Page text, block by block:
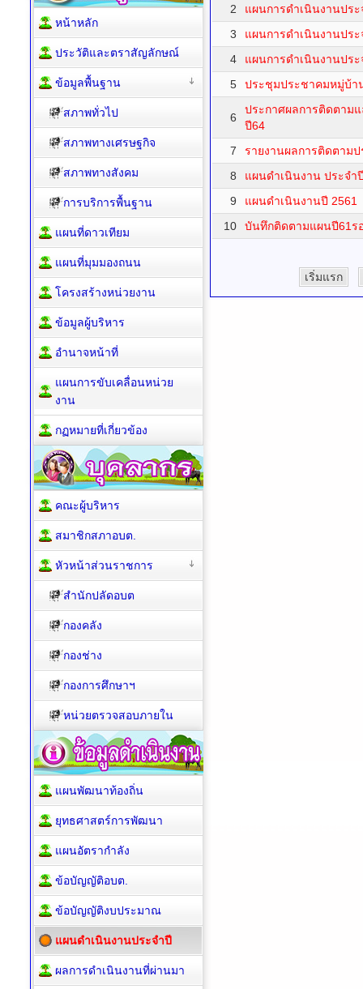
2
แผนการดำเนินงานปร
3
แผนการดำเนินงานปร
4
แผนการดำเนินงานปร
5
ประชุมประชาคมหมู่บ้า
6
ประกาศผลการติดตาม
ปี64
7
รายงานผลการติดตาม
8
แผนดำเนินงาน ประจ
9
แผนดำเนินงานปี 2561
10
บันทึกติดตามแผนปี61ร
เริ่มแรก
หน้าหลัก
ประวัติและตราสัญลักษณ์
ข้อมูลพื้นฐาน
สภาพทั่วไป
สภาพทางเศรษฐกิจ
สภาพทางสังคม
การบริการพื้นฐาน
แผนที่ดาวเทียม
แผนที่มุมมองถนน
โครงสร้างหน่วยงาน
ข้อมูลผู้บริหาร
อำนาจหน้าที่
แผนการขับเคลื่อนหน่วย
งาน
กฏหมายที่เกี่ยวข้อง
คณะผู้บริหาร
สมาชิกสภาอบต.
หัวหน้าส่วนราชการ
สำนักปลัดอบต
กองคลัง
กองช่าง
กองการศึกษาฯ
หน่วยตรวจสอบภายใน
แผนพัฒนาท้องถิ่น
ยุทธศาสตร์การพัฒนา
แผนอัตรากำลัง
ข้อบัญญัติอบต.
ข้อบัญญัติงบประมาณ
แผนดำเนินงานประจำปี
ผลการดำเนินงานที่ผ่านมา